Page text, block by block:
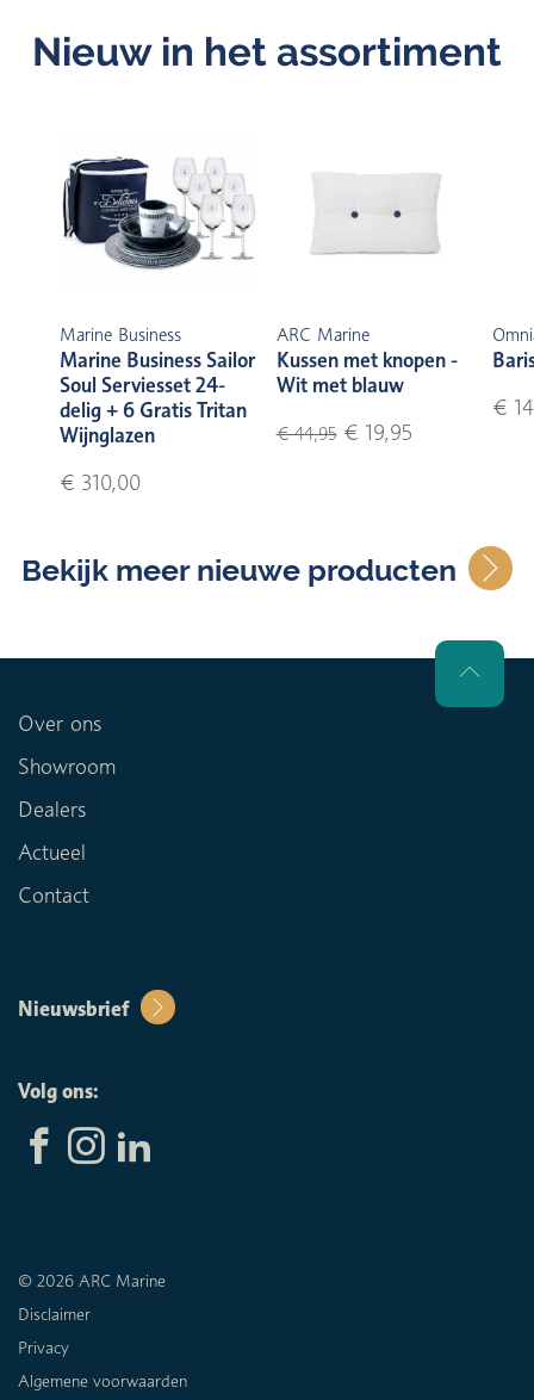
Nieuw in het assortiment
Marine Business
Marine Business Sailor
Soul Serviesset 24-
delig + 6 Gratis Tritan
Wijnglazen
€ 310,00
ARC Marine
Kussen met knopen -
Wit met blauw
€ 44,95€ 19,95
€
Bekijk meer nieuwe producten
Over ons
Showroom
Dealers
Actueel
Contact
Nieuwsbrief
Volg ons:
© 2026 ARC Marine
Disclaimer
Privacy
Algemene voorwaarden